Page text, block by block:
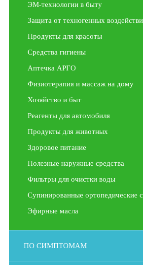
ЭМ-технологии в быту
Защита от техногенных
Продукты для красоты
Средства гигиены
Аптечка АРГО
Физиотерапия и массаж на дому
Хозяйство и быт
Реагенты для автомобиля
Продукты для животных
Здоровое питание
Полезные наружные средства
Фильтры для очистки воды
Супинированные ортопедические
Эфирные масла
ПО СИМПТОМАМ